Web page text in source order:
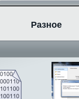
Разное